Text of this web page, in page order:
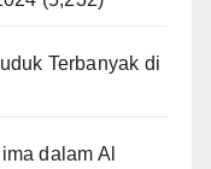
Terbanyak di
dalam Al